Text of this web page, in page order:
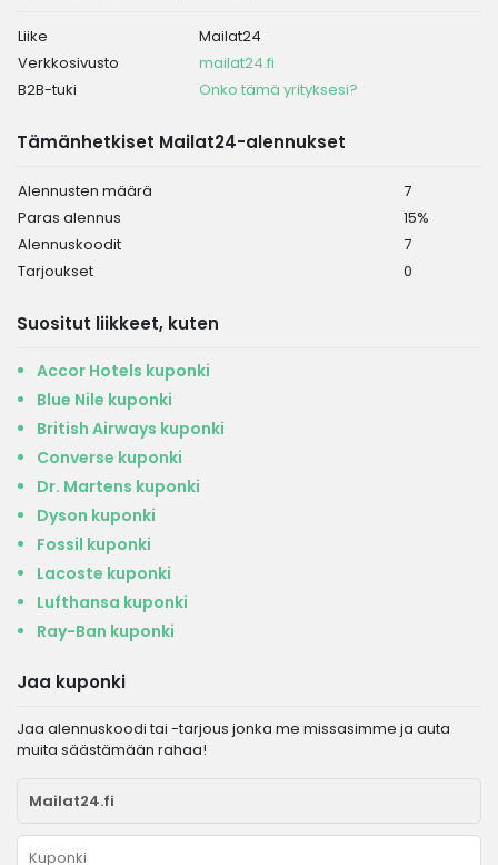
Liike
Mailat24
Verkkosivusto
mailat24.fi
B2B-tuki
Onko tämä yrityksesi?
Tämänhetkiset Mailat24-alennukset
Alennusten määrä
7
Paras alennus
15%
Alennuskoodit
7
Tarjoukset
0
Suositut liikkeet, kuten
Accor Hotels kuponki
Blue Nile kuponki
British Airways kuponki
Converse kuponki
Dr. Martens kuponki
Dyson kuponki
Fossil kuponki
Lacoste kuponki
Lufthansa kuponki
Ray-Ban kuponki
Jaa kuponki
Jaa alennuskoodi tai -tarjous jonka me missasimme ja auta
muita säästämään rahaa!